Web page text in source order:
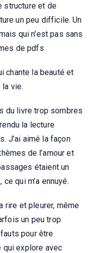
structure et de
un peu difficile. Un
qui n'est pas sans
de pdfs
chante la beauté et
vie.
du livre trop sombres
la lecture
J’ai aimé la façon
de l’amour et
étaient un
qui m’a ennuyé.
rire et pleurer, même
un peu trop
pour être
qui explore avec